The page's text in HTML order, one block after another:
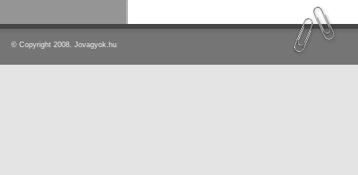
© Copyright 2008. Jovagyok.hu